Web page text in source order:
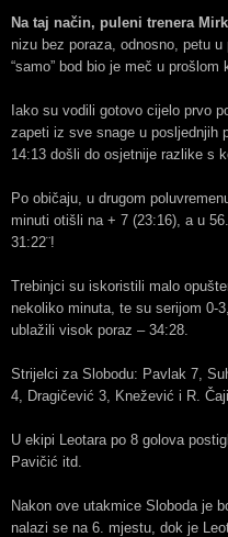
Na taj način, puleni trenera
nizu bez poraza, odnosno, petu
“samo” bod bio je meč u
Iako su vodili gotovo cijelo prvo
zapeti iz sve snage u posljednjih
14:13 došli do osjetnije razlike s
Po običaju, u drugom
minuti otišli na + 7 (23:16), a u
31:22¨!
Trebinjci su iskoristili malo
nekoliko minuta, te su serijom 0-
ublažili visok poraz – 34:28.
Strijelci za Slobodu: Pavlak 7,
4, Dragičević 3, Knežević i R.
U ekipi Leotara po 8 golova
Pavičić itd.
Nakon ove utakmice Sloboda je
nalazi se na 6. mjestu, dok je